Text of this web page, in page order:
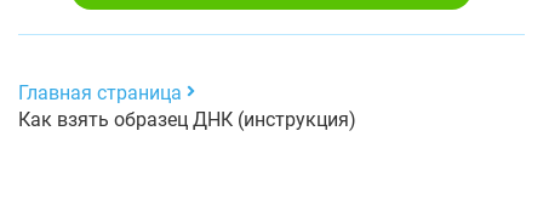
Главная страница
Как взять образец ДНК (инструкция)